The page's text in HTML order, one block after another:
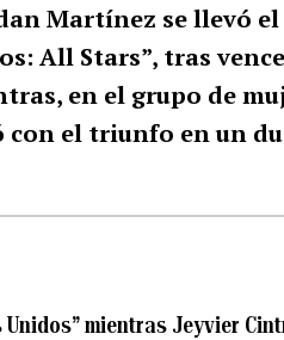
Martínez se llevó
All Stars”, tras
en el grupo de
con el triunfo en un
mientras Jeyvier